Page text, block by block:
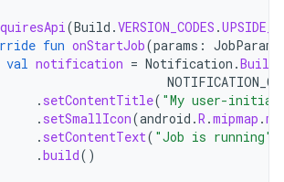
(Build .VERSION_CODES .
fun onStartJob(params :
val notification = Notification .
. setContentTitle( "My user-
. setSmallIcon(android .R .mipmap .
. setContentText( "Job is running"
.build()